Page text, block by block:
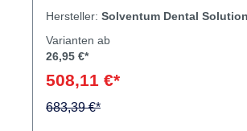
zervikalen Federrands eine
Komfort: Zervikaler Federrand für
RandschlussAnatomisch
bessere Passung und
Hersteller: Solventum Dental
Varianten ab
26,95 €*
508,11 €*
683,39 €*